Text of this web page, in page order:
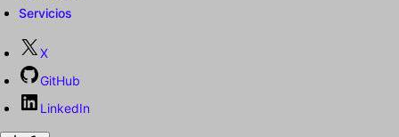
Servicios
X
GitHub
LinkedIn